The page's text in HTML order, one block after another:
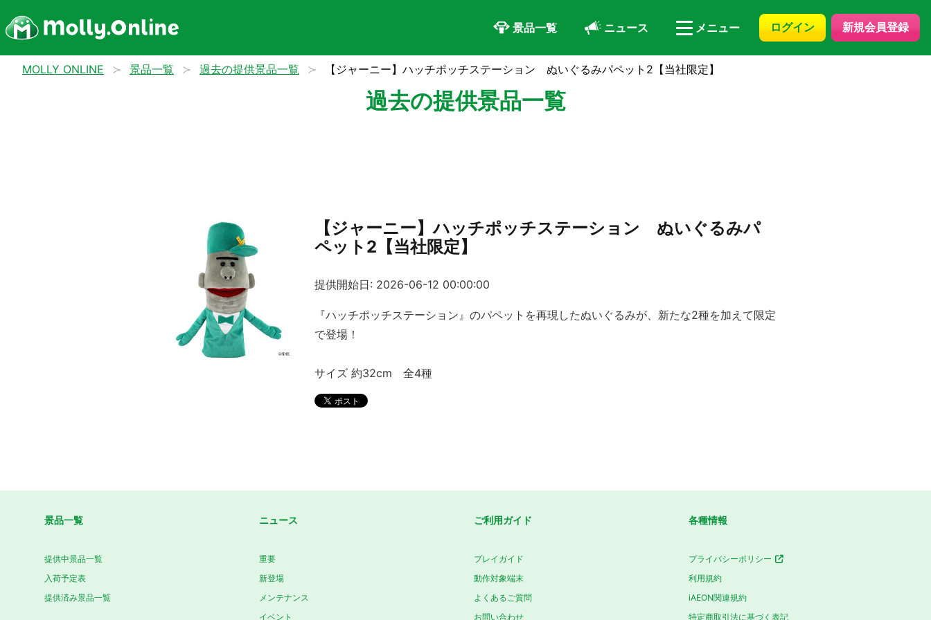
景品一覧 ニュース メニュー ログイン 新規会員登録
MOLLY ONLINE 景品一覧 過去の提供景品一覧 【ジャーニー】ハッチポッチステーション ぬいぐるみパペット2【当社限定】
過去の提供景品一覧
【ジャーニー】ハッチポッチステーション ぬいぐるみパ
ペット2【当社限定】
提供開始日: 2026-06-12 00:00:00
『ハッチポッチステーション』のパペットを再現したぬいぐるみが、新たな2種を加えて限定
で登場！
サイズ 約32cm 全4種
景品一覧
提供中景品一覧
入荷予定表
提供済み景品一覧
ニュース
重要
新登場
メンテナンス
イベント
ご利用ガイド
プレイガイド
動作対象端末
よくあるご質問
お問い合わせ
各種情報
プライバシーポリシー
利用規約
iAEON関連規約
特定商取引法に基づく表記